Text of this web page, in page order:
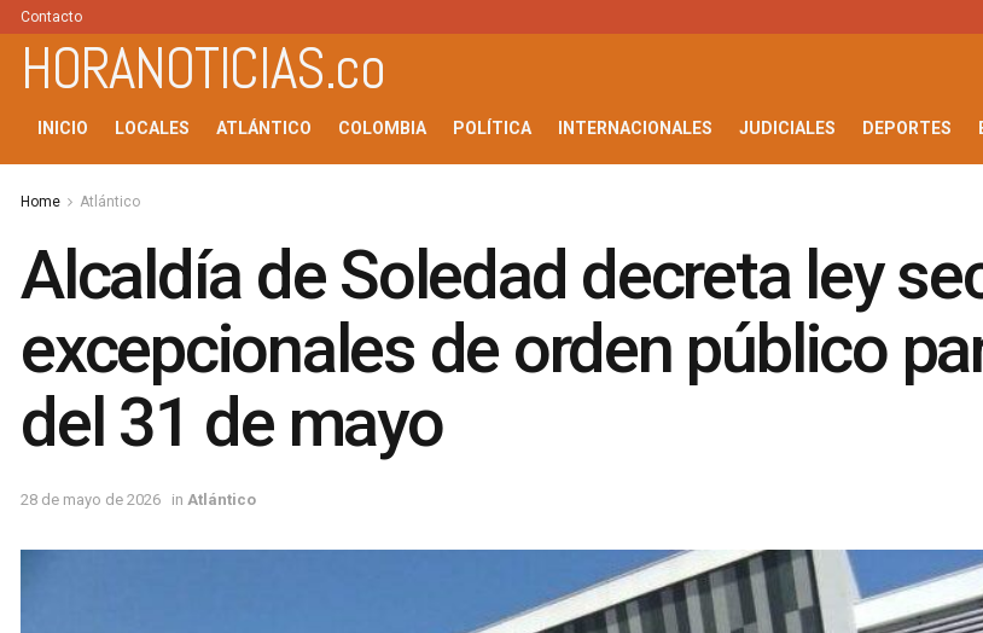
Contacto
HORANOTICIAS.co
INICIO LOCALES ATLÁNTICO COLOMBIA POLÍTICA INTERNACIONALES JUDICIALES DEPORTES
Home Atlántico
Alcaldía de Soledad decreta ley
excepcionales de orden público
del 31 de mayo
28 de mayo de 2026 in Atlántico